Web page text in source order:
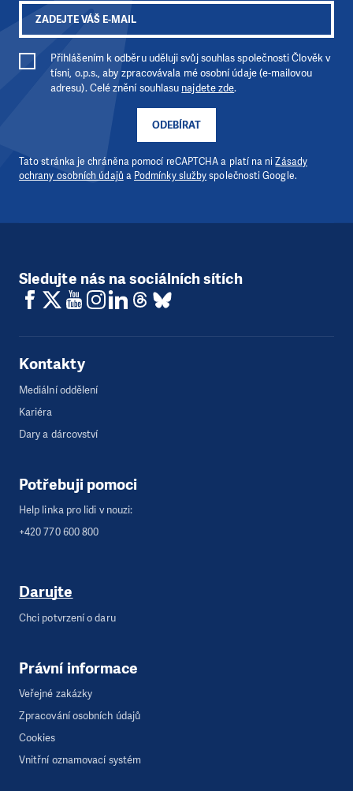
ODEBÍRAT
Přihlášením k odběru uděluji svůj souhlas společnosti Člověk v
tísni, o.p.s., aby zpracovávala mé osobní údaje (e-mailovou
adresu). Celé znění souhlasu najdete zde.
Tato stránka je chráněna pomocí reCAPTCHA a platí na niZásady
ochrany osobních údajů a Podmínky službyspolečnosti Google.
Sledujte nás na sociálních sítích
Kontakty
Mediální oddělení
Kariéra
Dary a dárcovství
Potřebuji pomoci
Help linka pro lidi v nouzi:
+420 770 600 800
Darujte
Chci potvrzení o daru
Právní informace
Veřejné zakázky
Zpracování osobních údajů
Cookies
Vnitřní oznamovací systém